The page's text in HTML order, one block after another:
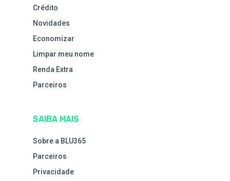
Crédito
Novidades
Economizar
Limpar meu nome
Renda Extra
Parceiros
SAIBA MAIS
Sobre a BLU365
Parceiros
Privacidade